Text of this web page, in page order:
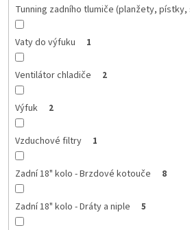
Tunning zadního tlumiče (planžety, pístky,
Vaty do výfuku 1
Ventilátor chladiče 2
Výfuk 2
Vzduchové filtry 1
Zadní 18" kolo - Brzdové kotouče 8
Zadní 18" kolo - Dráty a niple 5